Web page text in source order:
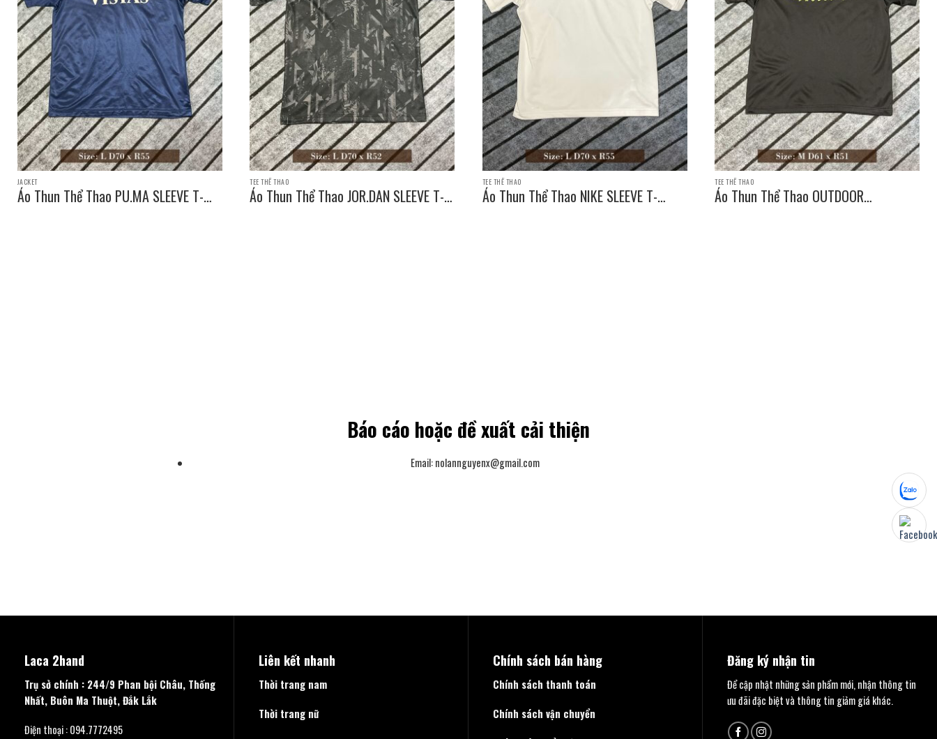
JACKET
Áo Thun Thể Thao PU.MA SLEEVE T-
TEE THỂ THAO
Áo Thun Thể Thao JOR.DAN SLEEVE T-
TEE THỂ THAO
Áo Thun Thể Thao NIKE SLEEVE T-
TEE THỂ THAO
Áo Thun Thể Thao OUTDOOR
Báo cáo hoặc đề xuất cải thiện
Email:nolannguyenx@gmail.com
Laca 2hand
Trụ sở chính : 244/9 Phan bội Châu, Thống
Nhất, Buôn Ma Thuột, Đắk Lắk
Điện thoại : 094.7772495
Liên kết nhanh
Thời trang nam
Thời trang nữ
Chính sách bán hàng
Chính sách thanh toán
Chính sách vận chuyển
Đăng ký nhận tin
Để cập nhật những sản phẩm mới, nhận thông tin
ưu đãi đặc biệt và thông tin giảm giá khác.